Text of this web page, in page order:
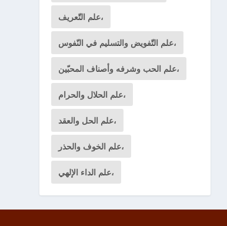
علم التّعريف،
علم التّفويض والتسليم في النّفوس،
علم الحب وشرفه وأصناف المحبّين،
علم الحلال والحرام،
علم الحل والعقد،
علم الخوف والحذر،
علم الداء الإلهي،